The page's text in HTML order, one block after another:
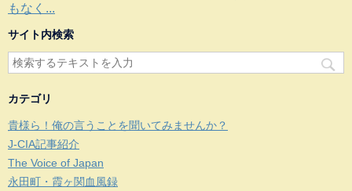
もなく...
サイト内検索
カテゴリ
貴様ら！俺の言うことを聞いてみませんか？
J-CIA記事紹介
The Voice of Japan
永田町・霞ヶ関血風録